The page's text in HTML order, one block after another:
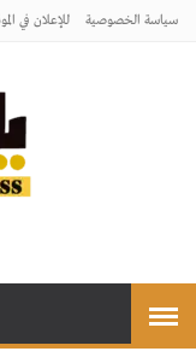
سياسة الخصوصية للإعلان في